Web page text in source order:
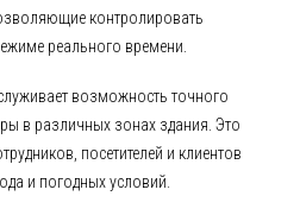
контролировать
реального времени.
возможность точного
в различных зонах здания. Это
посетителей и клиентов
и погодных условий.